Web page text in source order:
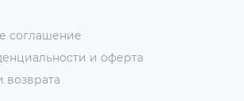
соглашение
и оферта
возврата